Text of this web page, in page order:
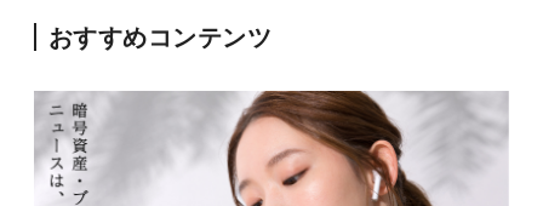
おすすめコンテンツ